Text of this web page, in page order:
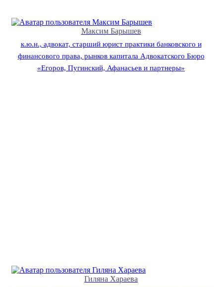
Максим Барышев
к.ю.н., адвокат, старший юрист практики банковского и
финансового права, рынков капитала Адвокатского Бюро
«Егоров, Пугинский, Афанасьев и партнеры»
Гиляна Хараева